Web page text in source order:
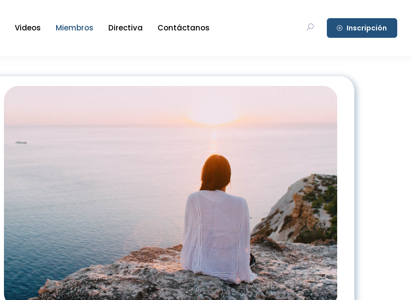
Videos Miembros Directiva Contáctanos Inscripción